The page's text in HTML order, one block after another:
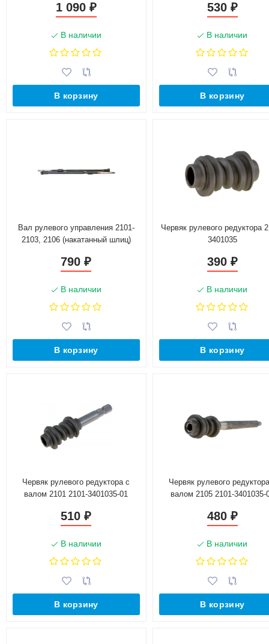
1 090 ₽
В наличии
В корзину
530 ₽
В наличии
В корзину
Вал рулевого управления 2101-
2103, 2106 (накатанный шлиц)
790₽
В наличии
В корзину
Червяк рулевого редуктора
3401035
390 ₽
В наличии
В корзину
Червяк рулевого редуктора с
валом 2101 2101-3401035-01
510₽
В наличии
В корзину
Червяк рулевого
валом 2105 2101-3401035-
480 ₽
В наличии
В корзину